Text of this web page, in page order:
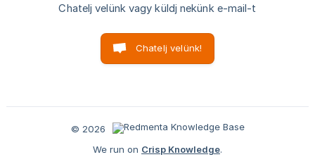
Chatelj velünk vagy küldj nekünk e-mail-t
Chatelj velünk!
© 2026
We run on Crisp Knowledge.